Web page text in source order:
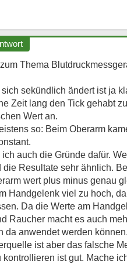
Thema
sekündlich ändert ist ja
Zeit lang den Tick gehabt
Wert an.
so: Beim Oberarm
auch die Gründe dafür.
Resultate sehr ähnlich.
wert plus minus genau
Handgelenk viel zu hoch,
Da die Werte am
Raucher macht es auch
da anwendet werden können.
ist aber das falsche
kontrollieren ist gut. Mache